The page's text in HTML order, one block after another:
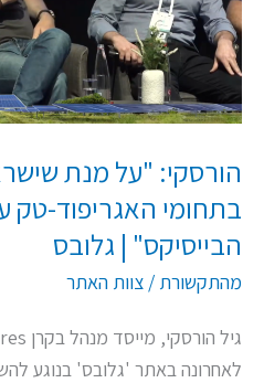
הורסקי: "על מנת
בתחומי האגריפוד-טק
הבייסיקס" | גלובס
מהתקשורת / צוות האתר
לאחרונה באתר 'גלובס' בנוגע
תמשיך
להוביל
בתחומי
האגריפוד-טק
לחזור
אל
הבייסיקס"
|